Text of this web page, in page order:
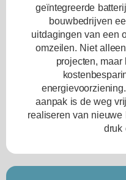
geïntegreerde
bouwbedrijven
uitdagingen van een
omzeilen. Niet
projecten,
aanpak is de weg
realiseren van
druk